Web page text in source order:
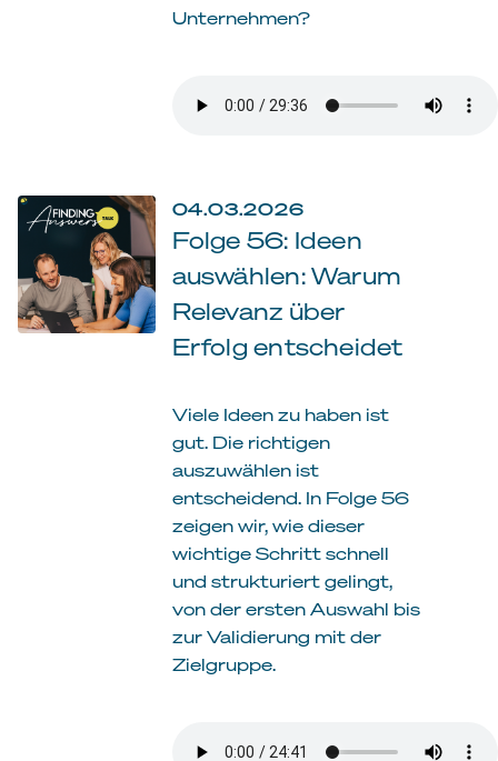
Unternehmen?
04.03.2026
Folge 56: Ideen
auswählen: Warum
Relevanz über
Erfolg entscheidet
Viele Ideen zu haben ist
gut. Die richtigen
auszuwählen ist
entscheidend. In Folge 56
zeigen wir, wie dieser
wichtige Schritt schnell
und strukturiert gelingt,
von der ersten Auswahl bis
zur Validierung mit der
Zielgruppe.